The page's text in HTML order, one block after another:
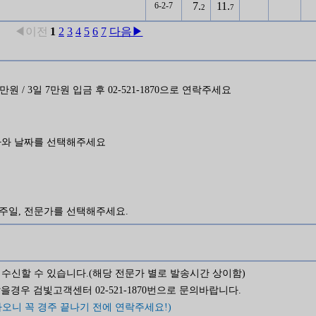
6-2-7 7.2 11.7
◀이전 1 2 3 4 5 6 7 다음▶
원 / 3일 7만원 입금 후 02-521-1870으로 연락주세요
날짜를 선택해주세요
일, 전문가를 선택해주세요.
신할 수 있습니다.(해당 전문가 별로 발송시간 상이함)
경우 검빛고객센터 02-521-1870번으로 문의바랍니다.
니 꼭 경주 끝나기 전에 연락주세요!)